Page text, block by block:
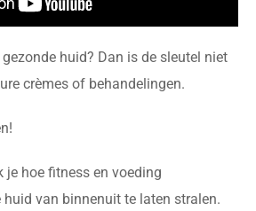
huid? Dan is de sleutel niet
crèmes of behandelingen.
je hoe fitness en voeding
huid van binnenuit te laten stralen.